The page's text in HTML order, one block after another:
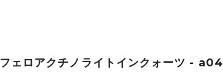
フェロアクチノライトインクォーツ - a04